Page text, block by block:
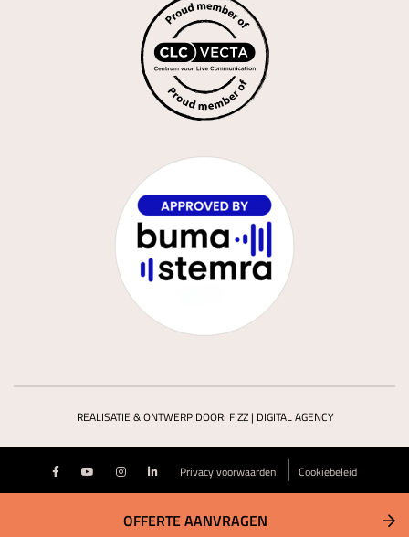
REALISATIE & ONTWERP DOOR: FIZZ | DIGITAL AGENCY
Privacy voorwaarden Cookiebeleid
OFFERTE AANVRAGEN